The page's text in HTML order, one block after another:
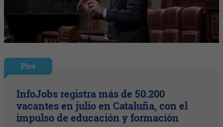
Plus
InfoJobs registra más de 50.200
vacantes en julio en Cataluña, con el
impulso de educación y formación